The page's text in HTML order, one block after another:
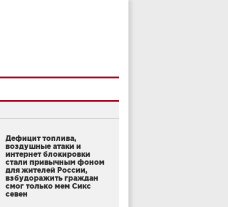
Дефицит топлива,
воздушные атаки и
интернет блокировки
стали привычным фоном
для жителей России,
взбудоражить граждан
смог только мем Сикс
севен